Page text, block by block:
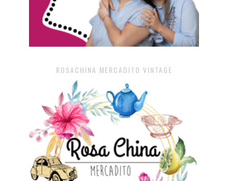
ROSACHINA MERCADITO VINTAGE